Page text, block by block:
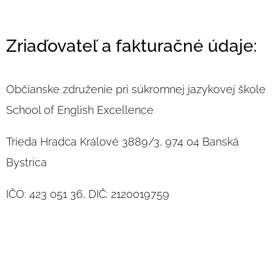
Zriaďovateľ a fakturačné údaje:
Občianske združenie pri súkromnej jazykovej škole
School of English Excellence
Trieda Hradca Králové 3889/3, 974 04 Banská
Bystrica
IČO: 423 051 36, DIČ: 2120019759